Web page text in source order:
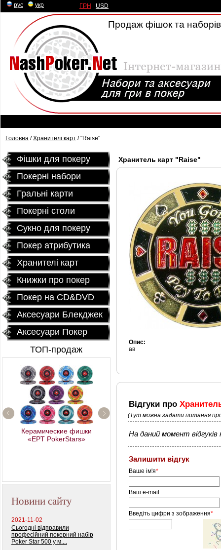
рус укр ГРН USD
Продаж фішок та
Головна /Хранителі карт / "Raise"
Фішки для покеру
Покерні набори
Гральні карти
Покернi столи
Сукно для покеру
Покер атрибутика
Хранителі карт
Книжки про покер
Покер на CD&DVD
Аксесуари Блекджек
Аксесуари Покер
ТОП-продаж
Керамические фишки
«EPT PokerStars»
Профессиональный
покерный набор
"Monte Carlo Millions"
Новини сайту
2021-11-02
Сьогодні відправили
професійний покерний набір
Poker Star 500 у м....
Хранитель карт "Raise"
Опис:
ав
Відгуки про
(Тут можна задати питання
На даний момент відгуків
Залишити відгук
Ваше ім'я*
Ваш e-mail
Введіть цифри з зображення*